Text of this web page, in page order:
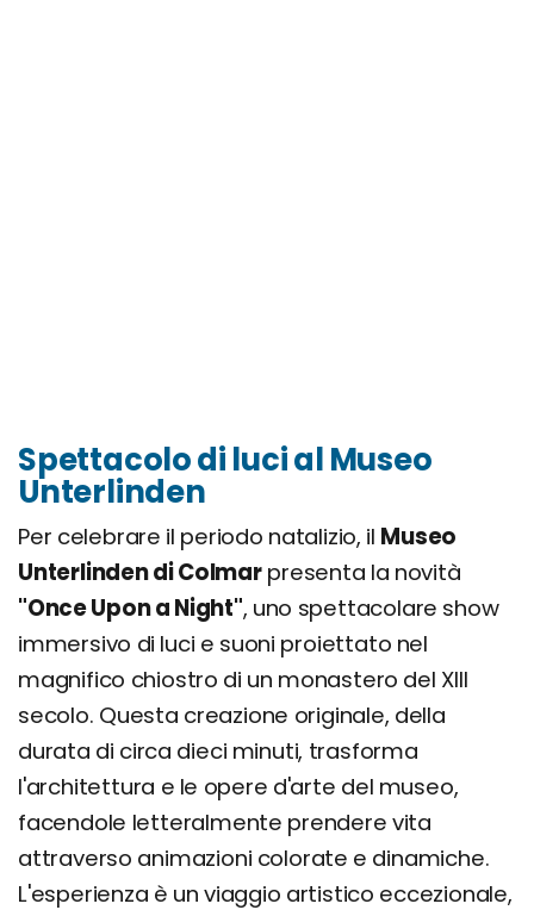
Spettacolo di luci al Museo
Unterlinden
Per celebrare il periodo natalizio, il Museo
Unterlinden di Colmarpresenta la novità
"Once Upon a Night", uno spettacolare show
immersivo di luci e suoni proiettato nel
magnifico chiostro di un monastero del XIII
secolo. Questa creazione originale, della
durata di circa dieci minuti, trasforma
l'architettura e le opere d'arte del museo,
facendole letteralmente prendere vita
attraverso animazioni colorate e dinamiche.
L'esperienza è un viaggio artistico eccezionale,